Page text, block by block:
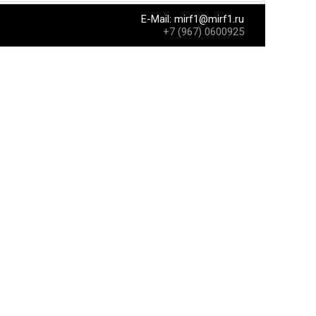
E-Mail: mirf1@mirf1.ru
+7 (967) 0600925